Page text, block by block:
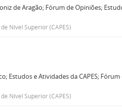
de Aragão; Fórum de Opiniões;
Nível Superior (CAPES)
Estudos e Atividades da CAPES;
Nível Superior (CAPES)